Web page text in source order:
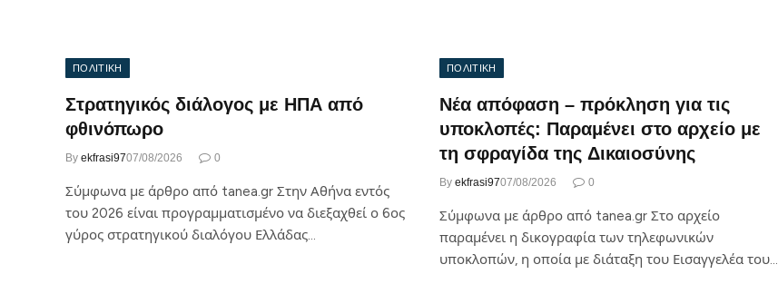
ΠΟΛΙΤΙΚΗ
Στρατηγικός διάλογος με ΗΠΑ από
φθινόπωρο
By ekfrasi9707/08/2026 0
Σύμφωνα με άρθρο από tanea.gr Στην Αθήνα εντός
του 2026 είναι προγραμματισμένο να διεξαχθεί ο 6ος
γύρος στρατηγικού διαλόγου Ελλάδας…
ΠΟΛΙΤΙΚΗ
Νέα απόφαση – πρόκληση για τις
υποκλοπές: Παραμένει στο αρχείο με
τη σφραγίδα της Δικαιοσύνης
By ekfrasi9707/08/2026 0
Σύμφωνα με άρθρο από tanea.gr Στο αρχείο
παραμένει η δικογραφία των τηλεφωνικών
υποκλοπών, η οποία με διάταξη του Εισαγγελέα του…